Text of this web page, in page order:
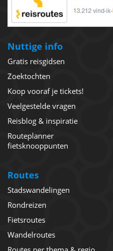
Nuttige info
Gratis reisgidsen
Zoektochten
Koop vooraf je tickets!
Veelgestelde vragen
Reisblog & inspiratie
Routeplanner
fietsknooppunten
Routes
Stadswandelingen
Rondreizen
Fietsroutes
Wandelroutes